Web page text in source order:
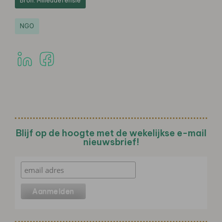
NGO
Blijf op de hoogte met de wekelijkse e-mail
nieuwsbrief!